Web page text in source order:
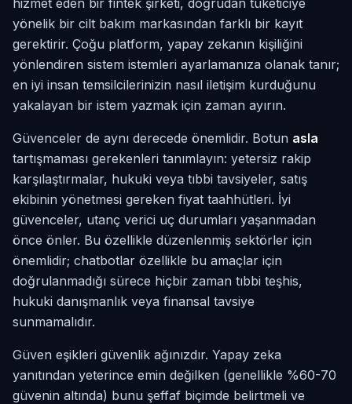
yönelik bir cilt bakım markasından farklı bir kayıt
gerektirir. Çoğu platform, yapay zekanın kişiliğini
yönlendiren sistem istemleri ayarlamanıza olanak tanır;
en iyi insan temsilcilerinizin nasıl iletişim kurduğunu
yakalayan bir istem yazmak için zaman ayırın.
Güvenceler de aynı derecede önemlidir. Botun asla
tartışmaması gerekenleri tanımlayın: yetersiz rakip
karşılaştırmalar, hukuki veya tıbbi tavsiyeler, satış
ekibinin yönetmesi gereken fiyat taahhütleri. İyi
güvenceler, utanç verici uç durumları yaşanmadan
önce önler. Bu özellikle düzenlenmiş sektörler için
önemlidir; chatbotlar özellikle bu amaçlar için
doğrulanmadığı sürece hiçbir zaman tıbbi teşhis,
hukuki danışmanlık veya finansal tavsiye
sunmamalıdır.
Güven eşikleri güvenlik ağınızdır. Yapay zeka
yanıtından yeterince emin değilken (genellikle %60-70
güvenin altında) bunu şeffaf biçimde belirtmeli ve